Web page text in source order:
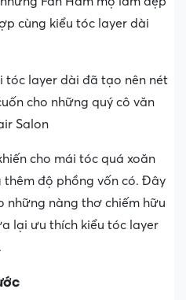
cùng kiểu tóc layer dài
tóc layer dài đã tạo nên nét
cho những quý cô văn
Salon
cho mái tóc quá xoăn
độ phồng vốn có. Đây
những nàng thơ chiếm hữu
lại ưu thích kiểu tóc layer